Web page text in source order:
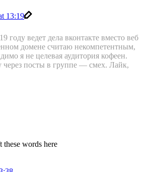
13:19
году ведет дела вконтакте вместо веб
домене считаю некомпетентным,
я не целевая аудитория кофеен.
через посты в группе — смех. Лайк,
words here